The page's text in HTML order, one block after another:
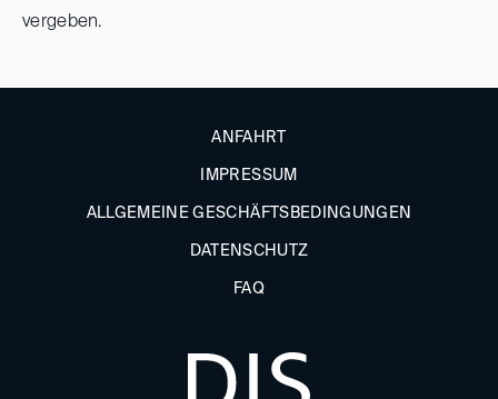
vergeben.
ANFAHRT
IMPRESSUM
ALLGEMEINE GESCHÄFTSBEDINGUNGEN
DATENSCHUTZ
FAQ